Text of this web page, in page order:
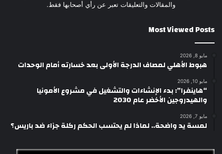
والمقالات والتعليقات تعبر عن رأي أصحابها فقط.
Most Viewed Posts
مايو 8, 2026
هبوط الأهلي لمصاف الدرجة الأولى بعد خسارته أمام الوحدات
مايو 10, 2026
“هاينفرا”: بدء الإنشاءات والتشغيل في مشروع الأمونيا
والهيدروجين الأخضر عام 2030
مايو 7, 2026
لمسة يد واضحة.. لماذا لم يحتسب الحكم ركلة جزاء ضد باريس؟